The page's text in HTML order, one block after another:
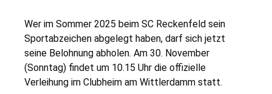
Wer im Sommer 2025 beim SC Reckenfeld sein
Sportabzeichen abgelegt haben, darf sich jetzt
seine Belohnung abholen. Am 30. November
(Sonntag) findet um 10.15 Uhr die offizielle
Verleihung im Clubheim am Wittlerdamm statt.